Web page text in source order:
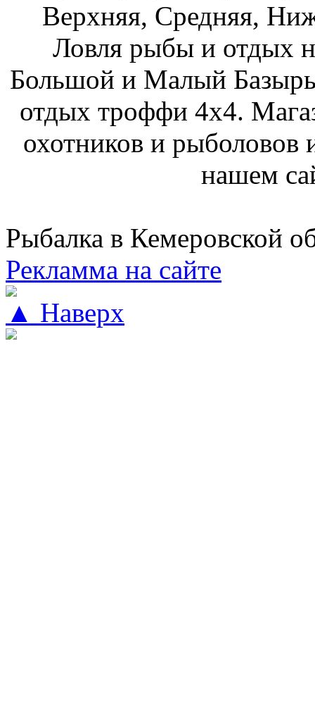
Верхняя, Средняя,
Ловля рыбы и отдых
Большой и Малый
отдых троффи 4х4.
охотников и рыболовов
нашем
Рыбалка в Кемеровской
Рекламма на сайте
▲ Наверх